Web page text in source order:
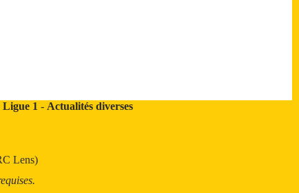
Ligue 1 - Actualités diverses
Lens)